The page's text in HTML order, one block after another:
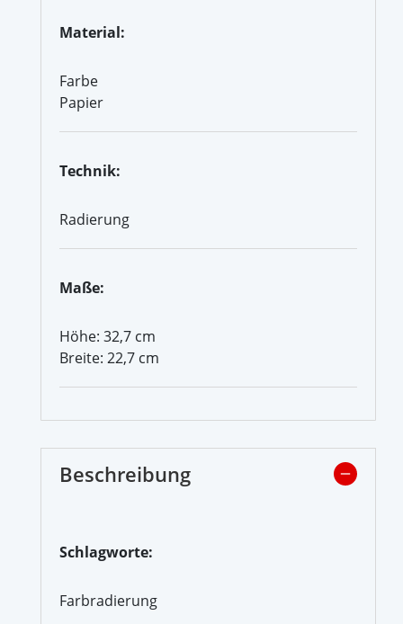
Material:
Farbe
Papier
Technik:
Radierung
Maße:
Höhe: 32,7 cm
Breite: 22,7 cm
Beschreibung
Schlagworte:
Farbradierung